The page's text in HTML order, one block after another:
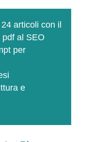
articoli con il
al SEO
per
e